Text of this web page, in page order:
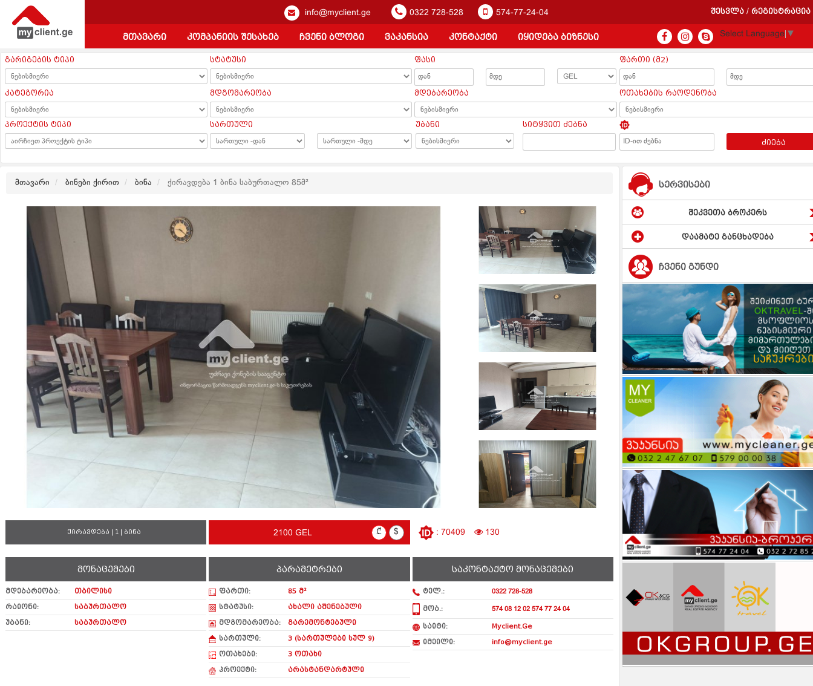
info@myclient.ge 0322 728-528 574-77-24-04 შესვლა / რეგისტრაცია
მთავარი კომპანიის შესახებ ჩვენი ბლოგი ვაკანსია კონტაქტი იყიდება ბიზნესი Select Language ▼
გარიგების ტიპი სტატუსი ფასი ფართი (მ2)
კატეგორია მდგომარეობა მდებარეობა ოთახების რაოდენობა
პროექტის ტიპი სართული უბანი სიტყვით ძებნა
ძიება
მთავარი ბინები ქირით ბინა ქირავდება 1 ბინა საბურთალო 85მ²
ქირავდება | 1 | ბინა 2100 GEL ₾ $ : 70409 130
მონაცემები პარამეტრები საკონტაქტო მონაცემები
მდებარეობა:
თბილისი
რაიონი:
საბურთალო
უბანი:
საბურთალო
ფართი:
85 მ²
სტატუსი:
ახალი აშენებული
მდგომარეობა:
გარემონტებული
სართული:
3 (სართულები სულ 9)
ოთახები:
3 ოთახი
პროექტი:
არასტანდარტული
ტელ.: 0322 728-528
მობ.: 574 08 12 02 574 77 24 04
საიტი:
Myclient.Ge
იმეილი:
info@myclient.ge
სერვისები
შეკვეთა ბროკერს
დაამატე განცხადება
ჩვენი გუნდი